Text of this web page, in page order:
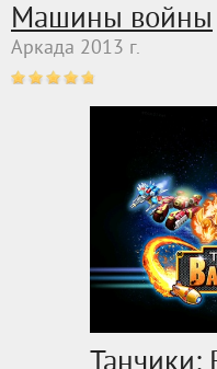
Машины войны
Аркада 2013 г.